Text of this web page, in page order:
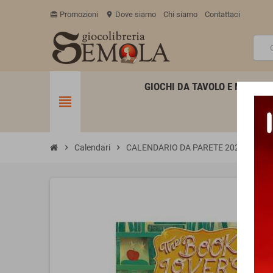
card_giftcard Promozioni location_on Dove siamo Chi siamo Contattaci
view_headline
GIOCHI DA TAVOLO E
chevron_right Calendari chevron_right CALENDARIO DA PARETE 2026